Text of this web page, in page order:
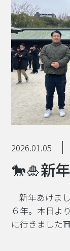
2026.01.05
🐎🎍新
新年あけま
６年。本日よ
に行きまし